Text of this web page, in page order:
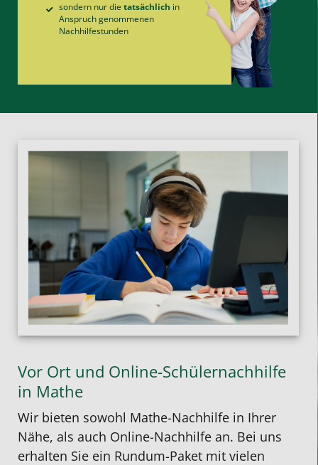
sondern nur die tatsächlich in
Anspruch genommenen
Nachhilfe­stunden
Vor Ort und Online-Schülernachhilfe
in Mathe
Wir bieten sowohl Mathe-Nachhilfe in Ihrer
Nähe, als auch Online-Nachhilfe an. Bei uns
erhalten Sie ein Rundum-Paket mit vielen